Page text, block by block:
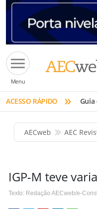
Menu
ACESSO RÁPIDO »
AECweb AEC
IGP-M teve
Texto: Redação AECweb/e-